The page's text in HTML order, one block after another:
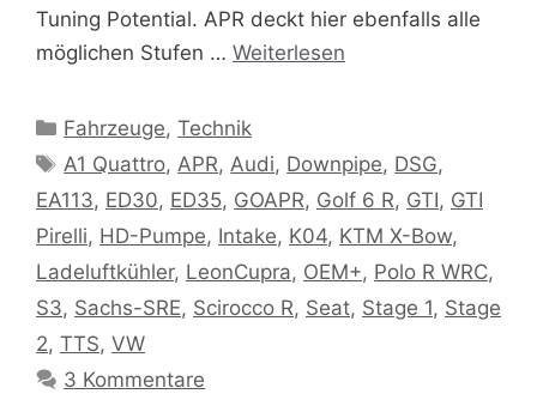
Tuning Potential. APR deckt hier ebenfalls alle
möglichen Stufen … Weiterlesen
Kategorien
Fahrzeuge,Technik
Schlagwörter
A1 Quattro,APR,Audi, Downpipe, DSG,
EA113, ED30, ED35, GOAPR, Golf 6 R, GTI, GTI
Pirelli, HD-Pumpe, Intake, K04, KTM X-Bow,
Ladeluftkühler, LeonCupra, OEM+, Polo R WRC,
S3, Sachs-SRE, Scirocco R, Seat, Stage 1, Stage
2, TTS, VW
3 Kommentare